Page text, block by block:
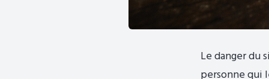
Le danger du
personne qui